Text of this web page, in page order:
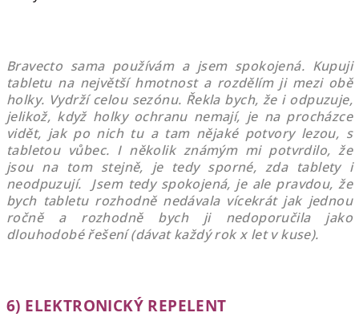
Bravecto sama používám a jsem spokojená. Kupuji
tabletu na největší hmotnost a rozdělím ji mezi obě
holky. Vydrží celou sezónu. Řekla bych, že i odpuzuje,
jelikož, když holky ochranu nemají, je na procházce
vidět, jak po nich tu a tam nějaké potvory lezou, s
tabletou vůbec. I několik známým mi potvrdilo, že
jsou na tom stejně, je tedy sporné, zda tablety i
neodpuzují. Jsem tedy spokojená, je ale pravdou, že
bych tabletu rozhodně nedávala vícekrát jak jednou
ročně a rozhodně bych ji nedoporučila jako
dlouhodobé řešení (dávat každý rok x let v kuse).
6) ELEKTRONICKÝ REPELENT